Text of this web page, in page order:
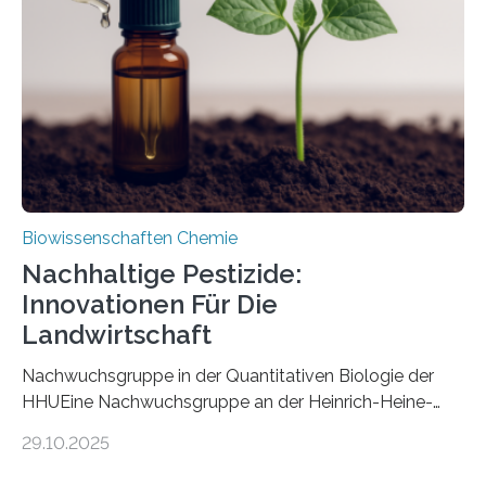
nun den Namen Cretosabethes primaevus. Dieser erste
fossile Nachweis einer Stechmückenlarve in Bernstein
stellt gleichzeitig den ersten Fossilfund einer
Mückenlarve aus dem Mesozoikum dar, denn…
Biowissenschaften Chemie
Nachhaltige Pestizide:
Innovationen Für Die
Landwirtschaft
Nachwuchsgruppe in der Quantitativen Biologie der
HHUEine Nachwuchsgruppe an der Heinrich-Heine-
fünf Jahren erforschen, wie Bakterien auf
29.10.2025